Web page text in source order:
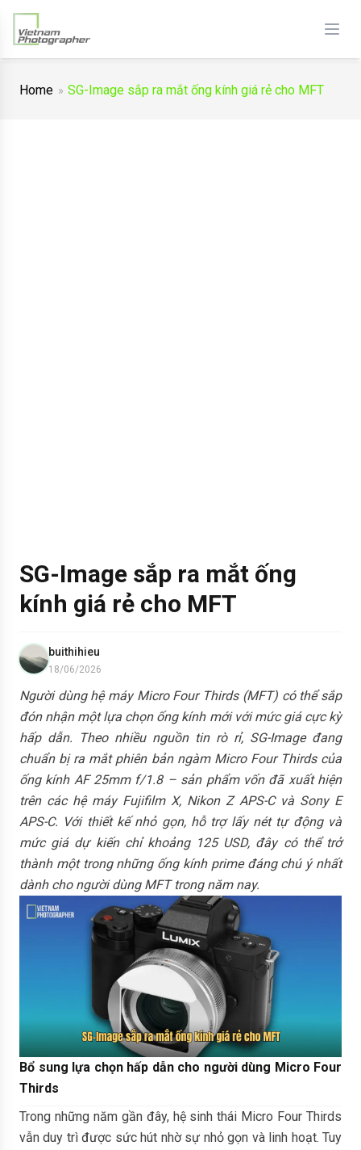
Home SG-Image sắp ra mắt ống kính giá rẻ cho MFT
SG-Image sắp ra mắt ống
kính giá rẻ cho MFT
buithihieu
18/06/2026
Người dùng hệ máy Micro Four Thirds (MFT) có thể sắp
đón nhận một lựa chọn ống kính mới với mức giá cực kỳ
hấp dẫn. Theo nhiều nguồn tin rò rỉ, SG-Image đang
chuẩn bị ra mắt phiên bản ngàm Micro Four Thirds của
ống kính AF 25mm f/1.8 – sản phẩm vốn đã xuất hiện
trên các hệ máy Fujifilm X, Nikon Z APS-C và Sony E
APS-C. Với thiết kế nhỏ gọn, hỗ trợ lấy nét tự động và
mức giá dự kiến chỉ khoảng 125 USD, đây có thể trở
thành một trong những ống kính prime đáng chú ý nhất
dành cho người dùng MFT trong năm nay.
Bổ sung lựa chọn hấp dẫn cho người dùng Micro Four
Thirds
Trong những năm gần đây, hệ sinh thái Micro Four Thirds
vẫn duy trì được sức hút nhờ sự nhỏ gọn và linh hoạt. Tuy